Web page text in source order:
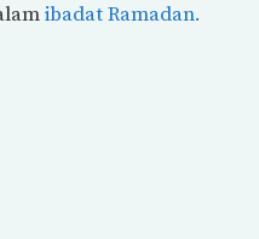
ibadat Ramadan.